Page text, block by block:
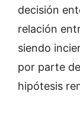
decisión
relación
siendo
por parte
hipótesis